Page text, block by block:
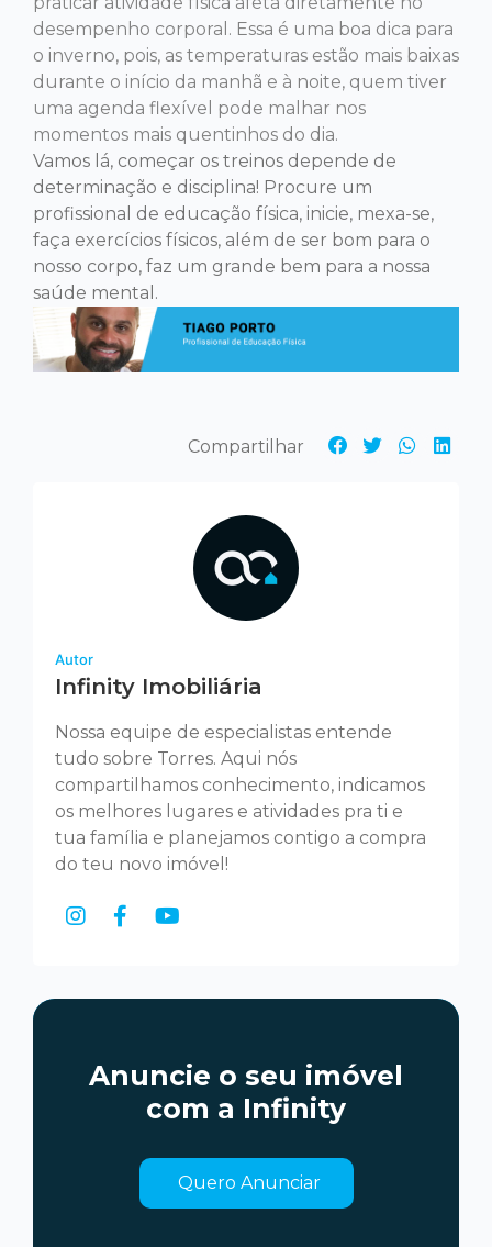
desempenho corporal. Essa é uma boa dica para
o inverno, pois, as temperaturas estão mais baixas
durante o início da manhã e à noite, quem tiver
uma agenda flexível pode malhar nos
momentos mais quentinhos do dia.
Vamos lá, começar os treinos depende de
determinação e disciplina! Procure um
profissional de educação física, inicie, mexa-se,
faça exercícios físicos, além de ser bom para o
nosso corpo, faz um grande bem para a nossa
saúde mental.
Autor
Infinity Imobiliária
Nossa equipe de especialistas entende
tudo sobre Torres. Aqui nós
compartilhamos conhecimento, indicamos
os melhores lugares e atividades pra ti e
tua família e planejamos contigo a compra
do teu novo imóvel!
Anuncie o seu imóvel
com a Infinity
Quero Anunciar